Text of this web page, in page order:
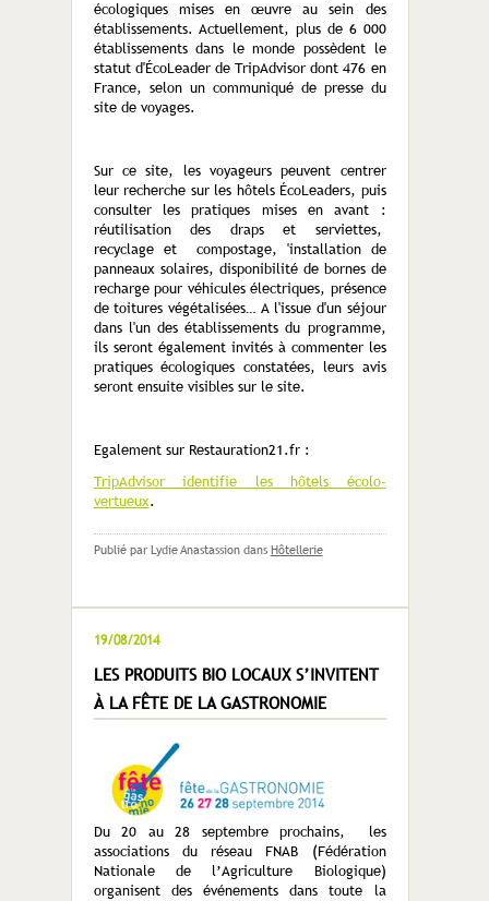
écologiques mises en œuvre au sein des
établissements. Actuellement, plus de 6 000
établissements dans le monde possèdent le
statut d'ÉcoLeader de TripAdvisor dont 476 en
France, selon un communiqué de presse du
site de voyages.
Sur ce site, les voyageurs peuvent centrer
leur recherche sur les hôtels ÉcoLeaders, puis
consulter les pratiques mises en avant :
réutilisation des draps et serviettes,
recyclage et compostage, 'installation de
panneaux solaires, disponibilité de bornes de
recharge pour véhicules électriques, présence
de toitures végétalisées… A l'issue d'un séjour
dans l'un des établissements du programme,
ils seront également invités à commenter les
pratiques écologiques constatées, leurs avis
seront ensuite visibles sur le site.
Egalement sur Restauration21.fr :
TripAdvisor identifie les hôtels écolo-
vertueux.
Publié par Lydie Anastassion dans Hôtellerie
19/08/2014
LES PRODUITS BIO LOCAUX S’INVITENT
À LA FÊTE DE LA GASTRONOMIE
Du 20 au 28 septembre prochains, les
associations du réseau FNAB (Fédération
Nationale de l’Agriculture Biologique)
organisent des événements dans toute la